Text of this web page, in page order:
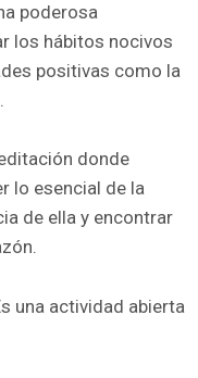
poderosa
los hábitos nocivos
positivas como la
donde
lo esencial de la
de ella y encontrar
una actividad abierta